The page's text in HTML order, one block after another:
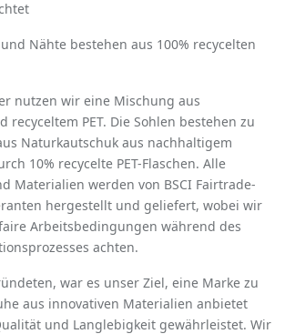
Nähte bestehen aus 100% recycelten
nutzen wir eine Mischung aus
recyceltem PET. Die Sohlen bestehen zu
Naturkautschuk aus nachhaltigem
10% recycelte PET-Flaschen. Alle
Materialien werden von BSCI Fairtrade-
hergestellt und geliefert, wobei wir
Arbeitsbedingungen während des
achten.
war es unser Ziel, eine Marke zu
aus innovativen Materialien anbietet
und Langlebigkeit gewährleistet. Wir